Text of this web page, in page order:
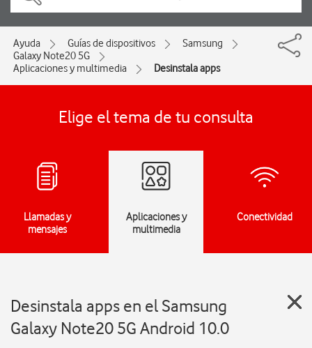
Ayuda Guías de dispositivos
Samsung
Galaxy Note20 5G
Aplicaciones y multimedia
Desinstala apps
Elige el tema de tu consulta
Llamadas y
mensajes
Aplicaciones y
multimedia
Conectividad
Desinstala apps en el Samsung
Galaxy Note20 5G Android 10.0